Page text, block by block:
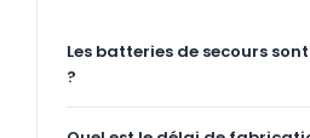
Les batteries de secours
?